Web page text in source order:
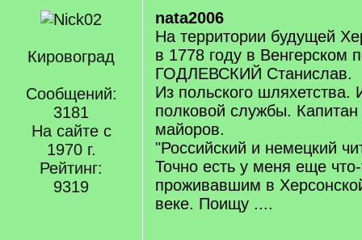
Кировоград
Сообщений:
3181
На сайте с
1970 г.
Рейтинг:
9319
nata2006
На территории будущей
в 1778 году в Венгерском
ГОДЛЕВСКИЙ Станислав.
Из польского шляхетства.
полковой службы. Капитан
майоров.
"Российский и немецкий
Точно есть у меня еще
проживавшим в
веке. Поищу ....